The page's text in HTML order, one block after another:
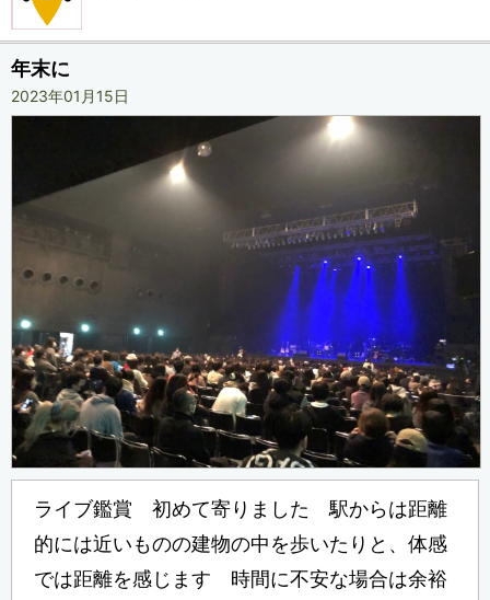
年末に
2023年01月15日
ライブ鑑賞 初めて寄りました 駅からは距離
的には近いものの建物の中を歩いたりと、体感
では距離を感じます 時間に不安な場合は余裕